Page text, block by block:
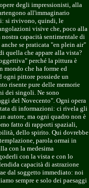
degli impressionisti, alla
all'immaginario
si rivivono, quindi, le
visive che, poco alla
capacità sentimentale di
se praticata "en plein air"
quella che appare alla vista?
perché la pittura è
mondo che ha forme ed
ogni pittore possiede un
risente pure delle memorie
dei singoli. Ne sono
del Novecento". Ogni opera
di informazioni: ci rivela gli
autore, ma ogni quadro non è
fatto di rapporti spaziali,
dello spirito. Qui dovrebbe
parola ormai in
con la medesima
con la vista e con lo
capacità di astrazione
dal soggetto immediato: noi
sempre e solo dei paesaggi